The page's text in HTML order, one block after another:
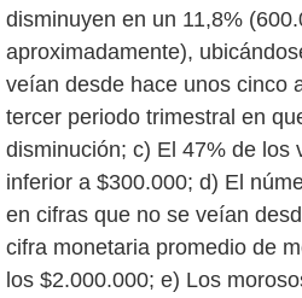
disminuyen en un 11,8%
aproximadamente),
veían desde hace unos cinco
tercer periodo trimestral en
disminución; c) El 47% de los
inferior a $300.000; d) El
en cifras que no se veían
cifra monetaria promedio de
los $2.000.000; e) Los